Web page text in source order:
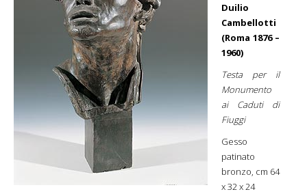
Duilio
Cambellotti
(Roma 1876 –
1960)
Testa per il
Monumento
ai Caduti di
Fiuggi
Gesso
patinato
bronzo, cm 64
x 32 x 24